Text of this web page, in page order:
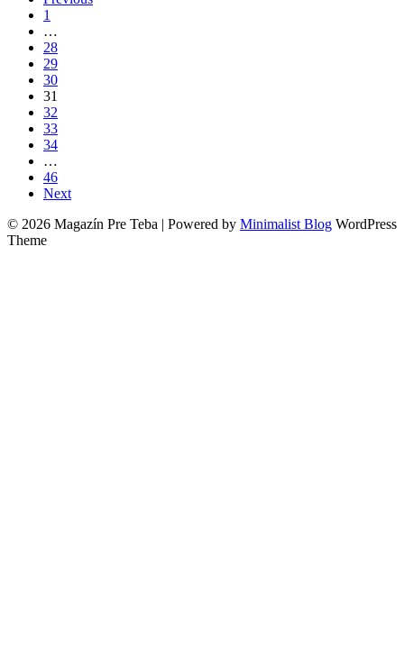
1
…
28
29
30
31
32
33
34
…
46
Next
© 2026 Magazín Pre Teba | Powered by Minimalist Blog WordPress
Theme